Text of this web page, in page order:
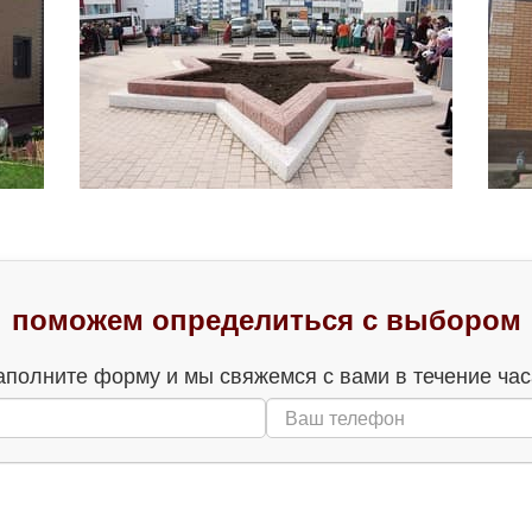
поможем определиться с выбором
форму и мы свяжемся с вами в течение